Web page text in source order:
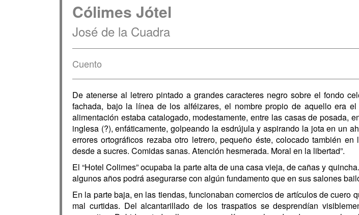
Cólimes Jótel
José de la Cuadra
Cuento
De atenerse al letrero pintado a grandes caracteres negro sobre el fondo
fachada, bajo la línea de los alféizares, el nombre propio de aquello era
alimentación estaba catalogado, modestamente, entre las casas de posada,
inglesa (?), enfáticamente, golpeando la esdrújula y aspirando la jota en un
errores ortográficos rezaba otro letrero, pequeño éste, colocado también
desde a sucres. Comidas sanas. Atención hesmerada. Moral en la libertad”.
El “Hotel Colimes” ocupaba la parte alta de una casa vieja, de cañas y
algunos años podrá asegurarse con algún fundamento que en sus salones
En la parte baja, en las tiendas, funcionaban comercios de artículos de
mal curtidas. Del alcantarillado de los traspatios se desprendían